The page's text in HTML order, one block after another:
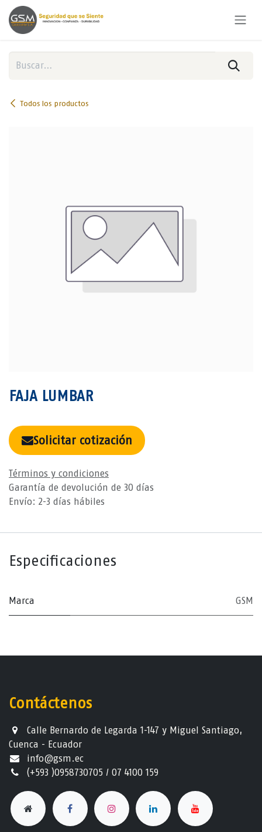
Ir al contenido
Todos los productos
FAJA LUMBAR
Solicitar cotización
Términos y condiciones
Garantía de devolución de 30 días
Envío: 2-3 días hábiles
Especificaciones
Marca GSM
Contáctenos
Calle Bernardo de Legarda 1-147 y Miguel Santiago,
Cuenca - Ecuador
info@gsm.ec​
(+593 )0958730705 / 07 4100 159